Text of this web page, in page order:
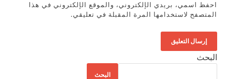
احفظ اسمي، بريدي الإلكتروني، والموقع الإلكتروني في هذا
المتصفح لاستخدامها المرة المقبلة في تعليقي.
البحث
البحث